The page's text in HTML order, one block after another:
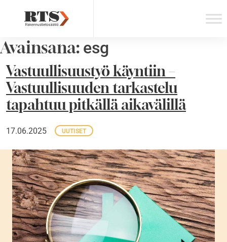
Avainsana: esg
Vastuullisuustyö käyntiin –
Vastuullisuuden tarkastelu
tapahtuu pitkällä aikavälillä
17.06.2025 UUTISET